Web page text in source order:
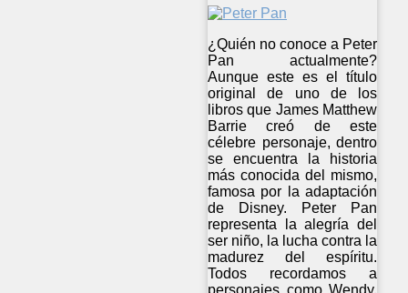
¿Quién no conoce a Peter
Pan actualmente?
Aunque este es el título
original de uno de los
libros que James Matthew
Barrie creó de este
célebre personaje, dentro
se encuentra la historia
más conocida del mismo,
famosa por la adaptación
de Disney. Peter Pan
representa la alegría del
ser niño, la lucha contra la
madurez del espíritu.
Todos recordamos a
personajes como Wendy,